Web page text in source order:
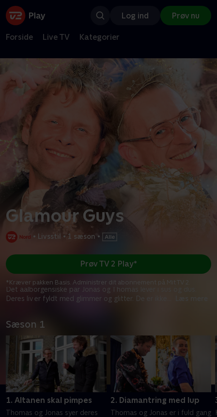
Log ind Prøv nu
Forside Live TV Kategorier
Glamour Guys
• Livsstil • 1 sæson •
Det aalborgensiske par Jonas og Thomas lever i sus og dus.
Deres liv er fyldt med glimmer og glitter. De er ikke
Prøv TV 2 Play*
*Kræver pakken Basis. Administrer dit abonnement på Mit TV 2.
Sæson 1
1. Altanen skal pimpes
Thomas og Jonas syer deres
2. Diamantring med lup
Thomas og Jonas er i fuld gang